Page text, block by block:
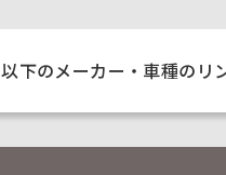
以下のメーカー・車種のリ